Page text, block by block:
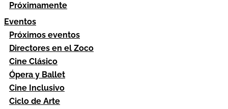
Próximamente
Eventos
Próximos eventos
Directores en el Zoco
Cine Clásico
Ópera y Ballet
Cine Inclusivo
Ciclo de Arte